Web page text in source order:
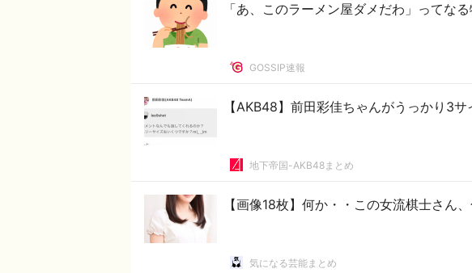
「あ、このラーメン屋ダメだわ」ってな
GOSSIP速報
【AKB48】前田彩佳ちゃんがうっかり3
地下帝国-AKB48まとめ
【画像18枚】何か・・この女流棋士さん
気になる芸能まとめ